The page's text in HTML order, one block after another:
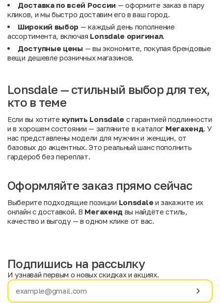
Доставка по всей России — оформите заказ в пару
кликов, и мы быстро доставим его в ваш город.
Широкий выбор — каждый день пополнение
ассортимента, включая Lonsdale оригинал.
Доступные цены — вы экономите, покупая брендовые
вещи дешевле розничных магазинов.
Lonsdale — стильный выбор для тех,
кто в теме
Если вы хотите купить Lonsdale с гарантией подлинности
и в хорошем состоянии — загляните в каталог Мегахенд. У
нас представлены модели для мужчин и женщин, от
базовых до акцентных. Это реальный шанс пополнить
гардероб без переплат.
Оформляйте заказ прямо сейчас
Выберите подходящие позиции Lonsdale и закажите их
онлайн с доставкой. В Мегахенд вы найдёте стиль,
качество и выгоду — в одном клике от вас.
Имя
Подпишись на рассылку
И узнавай первым о новых скидках и акциях.